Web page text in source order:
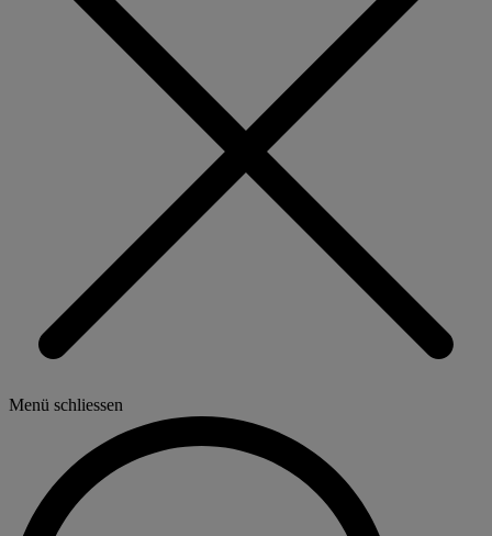
Menü schliessen